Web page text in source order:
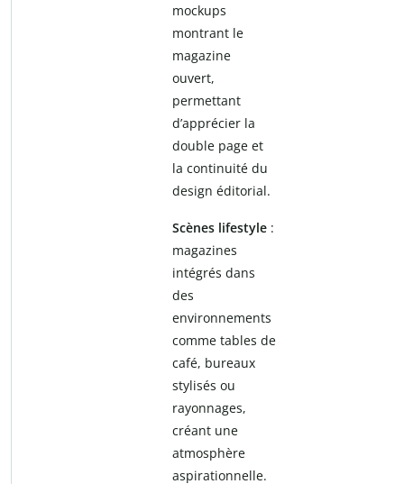
mockups
montrant le
magazine
ouvert,
permettant
d’apprécier la
double page et
la continuité du
design éditorial.
Scènes lifestyle :
magazines
intégrés dans
des
environnements
comme tables de
café, bureaux
stylisés ou
rayonnages,
créant une
atmosphère
aspirationnelle.